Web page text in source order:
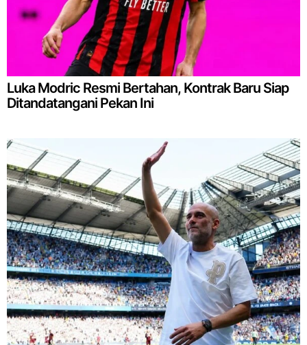
Luka Modric Resmi Bertahan, Kontrak Baru Siap
Ditandatangani Pekan Ini